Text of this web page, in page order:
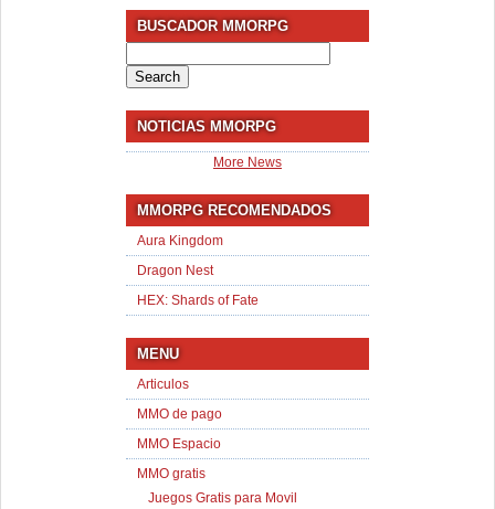
BUSCADOR MMORPG
for:
NOTICIAS MMORPG
More News
MMORPG RECOMENDADOS
Aura Kingdom
Dragon Nest
HEX: Shards of Fate
MENU
Articulos
MMO de pago
MMO Espacio
MMO gratis
Juegos Gratis para Movil